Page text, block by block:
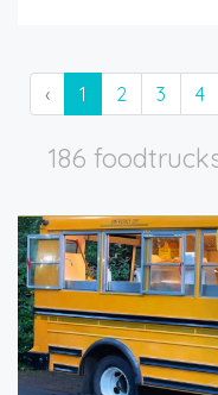
‹ 1 2 3 4
186